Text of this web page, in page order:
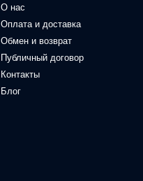
О нас
Оплата и доставка
Обмен и возврат
Публичный договор
Контакты
Блог